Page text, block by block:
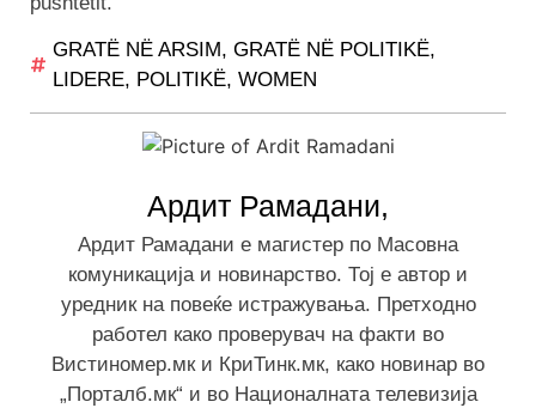
GRATË NË ARSIM, GRATË NË POLITIKË,
LIDERE, POLITIKË, WOMEN
Ардит Рамадани,
Ардит Рамадани е магистер по Масовна
комуникација и новинарство. Тој е автор и
уредник на повеќе истражувања. Претходно
работел како проверувач на факти во
Вистиномер.мк и КриТинк.мк, како новинар во
„Порталб.мк“ и во Националната телевизија